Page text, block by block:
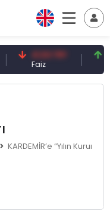
41,53 TRY 83,27
KARDEMİR’e “Yılın